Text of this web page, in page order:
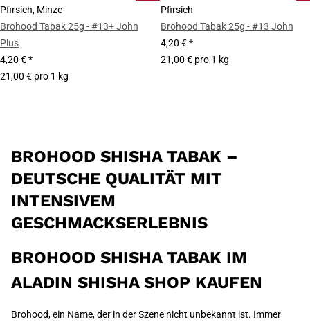
Pfirsich, Minze
Brohood Tabak 25g - #13+ John
Plus
4,20 €*
21,00 € pro 1 kg
Pfirsich
Brohood Tabak 25g - #13 John
4,20 €*
21,00 € pro 1 kg
BROHOOD SHISHA TABAK –
DEUTSCHE QUALITÄT MIT
INTENSIVEM
GESCHMACKSERLEBNIS
BROHOOD SHISHA TABAK IM
ALADIN SHISHA SHOP KAUFEN
Brohood, ein Name, der in der Szene nicht unbekannt ist. Immer